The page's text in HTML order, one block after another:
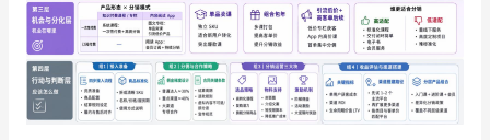
合作共进
入驻有赞 认证代理商
认证服务商 设计服务商